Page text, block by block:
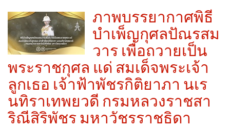
ภาพบรรยากาศพิธี
บำเพ็ญกุศลปัณรสม
วาร เพื่อถวายเป็น
พระราชกุศล แด่ สมเด็จพระเจ้า
ลูกเธอ เจ้าฟ้าพัชรกิติยาภา นเร
นทิราเทพยวดี กรมหลวงราชสา
ริณีสิริพัชร มหาวัชรราชธิดา